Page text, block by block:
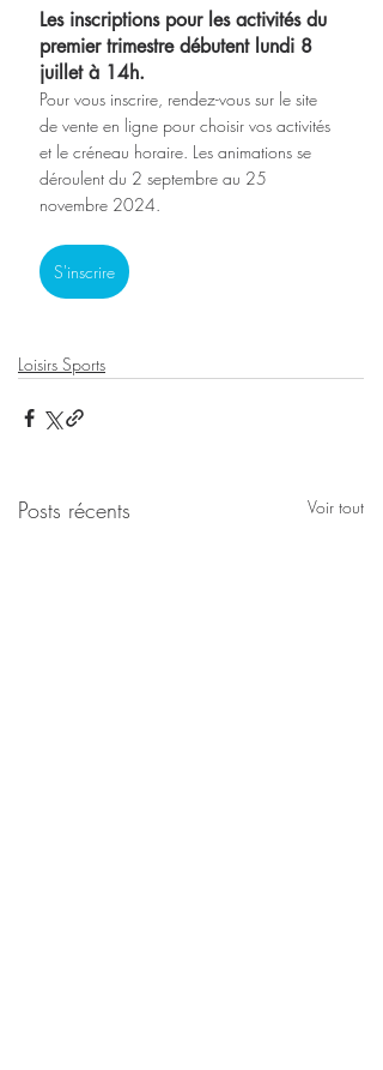
Les inscriptions pour les activités du
premier trimestre débutent lundi 8
juillet à 14h.
Pour vous inscrire, rendez-vous sur le site
de vente en ligne pour choisir vos activités
et le créneau horaire. Les animations se
déroulent du 2 septembre au 25
novembre 2024.
S'inscrire
Loisirs Sports
Posts récents Voir tout